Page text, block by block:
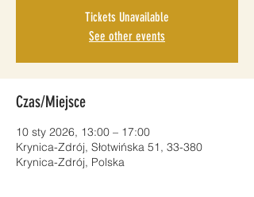
Tickets Unavailable
See other events
Czas/Miejsce
10 sty 2026, 13:00 – 17:00
Krynica-Zdrój, Słotwińska 51, 33-380
Krynica-Zdrój, Polska